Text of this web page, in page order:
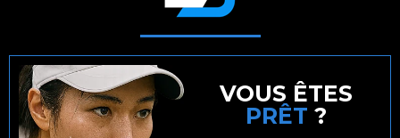
VOUS ÊTES
PRÊT ?